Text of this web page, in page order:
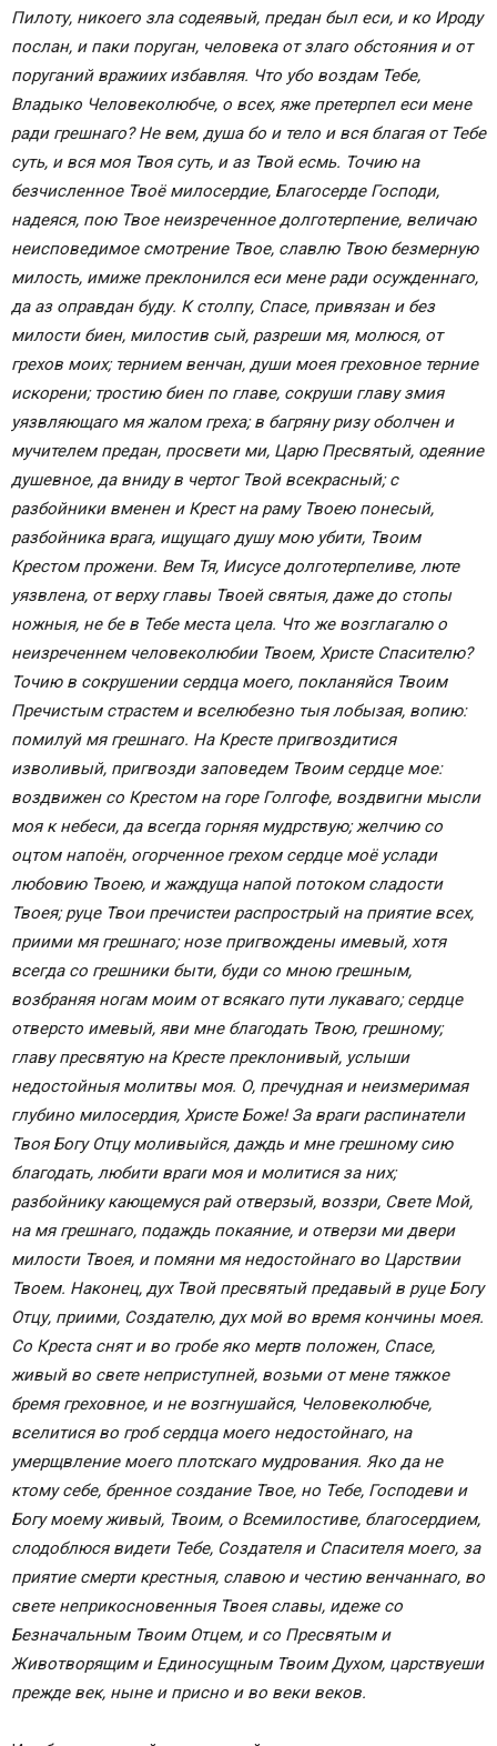
Пилоту, никоего зла содеявый, предан был еси, и ко Ироду
послан, и паки поруган, человека от злаго обстояния и от
поруганий вражиих избавляя. Что убо воздам Тебе,
Владыко Человеколюбче, о всех, яже претерпел еси мене
ради грешнаго? Не вем, душа бо и тело и вся благая от Тебе
суть, и вся моя Твоя суть, и аз Твой есмь. Точию на
безчисленное Твоё милосердие, Благосерде Господи,
надеяся, пою Твое неизреченное долготерпение, величаю
неисповедимое смотрение Твое, славлю Твою безмерную
милость, имиже преклонился еси мене ради осужденнаго,
да аз оправдан буду. К столпу, Спасе, привязан и без
милости биен, милостив сый, разреши мя, молюся, от
грехов моих; тернием венчан, души моея греховное терние
искорени; тростию биен по главе, сокруши главу змия
уязвляющаго мя жалом греха; в багряну ризу оболчен и
мучителем предан, просвети ми, Царю Пресвятый, одеяние
душевное, да вниду в чертог Твой всекрасный; с
разбойники вменен и Крест на раму Твоею понесый,
разбойника врага, ищущаго душу мою убити, Твоим
Крестом прожени. Вем Тя, Иисусе долготерпеливе, люте
уязвлена, от верху главы Твоей святыя, даже до стопы
ножныя, не бе в Тебе места цела. Что же возглагалю о
неизреченнем человеколюбии Твоем, Христе Спасителю?
Точию в сокрушении сердца моего, покланяйся Твоим
Пречистым страстем и вселюбезно тыя лобызая, вопию:
помилуй мя грешнаго. На Кресте пригвоздитися
изволивый, пригвозди заповедем Твоим сердце мое:
воздвижен со Крестом на горе Голгофе, воздвигни мысли
моя к небеси, да всегда горняя мудрствую; желчию со
оцтом напоён, огорченное грехом сердце моё услади
любовию Твоею, и жаждуща напой потоком сладости
Твоея; руце Твои пречистеи распрострый на приятие всех,
приими мя грешнаго; нозе пригвождены имевый, хотя
всегда со грешники быти, буди со мною грешным,
возбраняя ногам моим от всякаго пути лукаваго; сердце
отверсто имевый, яви мне благодать Твою, грешному;
главу пресвятую на Кресте преклонивый, услыши
недостойныя молитвы моя. О, пречудная и неизмеримая
глубино милосердия, Христе Боже! За враги распинатели
Твоя Богу Отцу моливыйся, даждь и мне грешному сию
благодать, любити враги моя и молитися за них;
разбойнику кающемуся рай отверзый, воззри, Свете Мой,
на мя грешнаго, подаждь покаяние, и отверзи ми двери
милости Твоея, и помяни мя недостойнаго во Царствии
Твоем. Наконец, дух Твой пресвятый предавый в руце Богу
Отцу, приими, Создателю, дух мой во время кончины моея.
Со Креста снят и во гробе яко мертв положен, Спасе,
живый во свете неприступней, возьми от мене тяжкое
бремя греховное, и не возгнушайся, Человеколюбче,
вселитися во гроб сердца моего недостойнаго, на
умерщвление моего плотскаго мудрования. Яко да не
ктому себе, бренное создание Твое, но Тебе, Господеви и
Богу моему живый, Твоим, о Всемилостиве, благосердием,
слодоблюся видети Тебе, Создателя и Спасителя моего, за
приятие смерти крестныя, славою и честию венчаннаго, во
свете неприкосновенныя Твоея славы, идеже со
Безначальным Твоим Отцем, и со Пресвятым и
Животворящим и Единосущным Твоим Духом, царствуеши
прежде век, ныне и присно и во веки веков.